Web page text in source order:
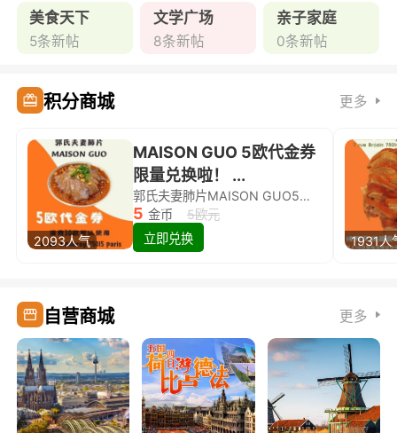
美食天下
5条新帖
文学广场
8条新帖
亲子家庭
0条新帖
积分商城 更多
2093人气
MAISON GUO 5欧代金券
限量兑换啦！ ...
郭氏夫妻肺片MAISON GUO5欧代金券限量兑换啦！
5 金币
5欧元
立即兑换
1931人
自营商城 更多